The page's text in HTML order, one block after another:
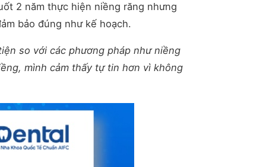
2 năm thực hiện niềng răng nhưng
bảo đúng như kế hoạch.
so với các phương pháp như niềng
mình cảm thấy tự tin hơn vì không